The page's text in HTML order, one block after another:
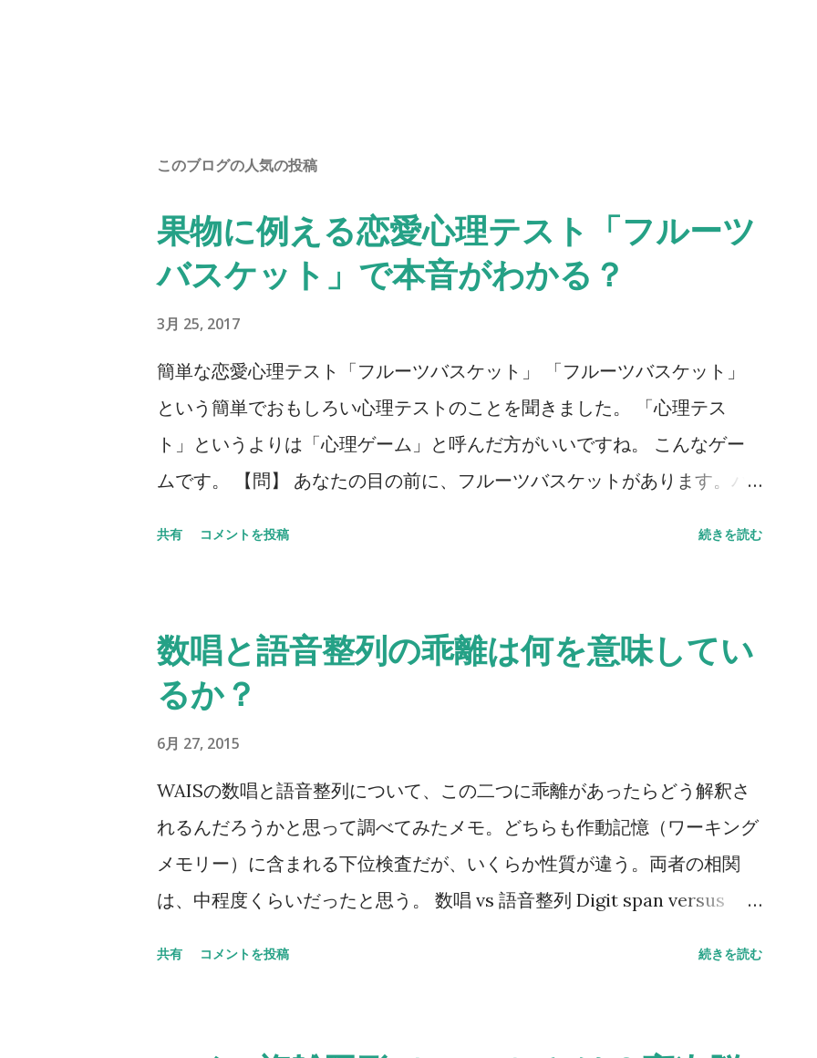
を
このブログの人気の投稿
果物に例える恋愛心理テスト「フルーツ
バスケット」で本音がわかる？
3月 25, 2017
簡単な恋愛心理テスト「フルーツバスケット」 「フルーツバスケット」
という簡単でおもしろい心理テストのことを聞きました。 「心理テス
ト」というよりは「心理ゲーム」と呼んだ方がいいですね。 こんなゲー
ムです。 【問】 あなたの目の前に、フルーツバスケットがあります。バ
しいです。
共有 コメントを投稿 続きを読む
数唱と語音整列の乖離は何を意味してい
るか？
6月 27, 2015
WAISの数唱と語音整列について、この二つに乖離があったらどう解釈さ
れるんだろうかと思って調べてみたメモ。どちらも作動記憶（ワーキング
メモリー）に含まれる下位検査だが、いくらか性質が違う。両者の相関
は、中程度くらいだったと思う。 数唱 vs 語音整列 Digit span versus
共有 コメントを投稿 続きを読む